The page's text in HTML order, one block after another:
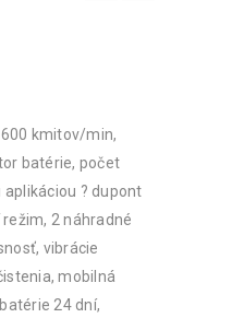
kmitov/min,
batérie, počet
? dupont
2 náhradné
vibrácie
mobilná
24 dní,